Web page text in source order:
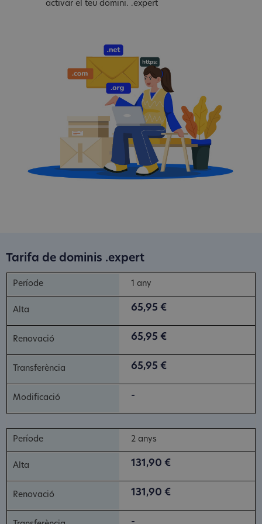
activar el teu domini. .expert
Tarifa de dominis .expert
1 any
65,95 €
65,95 €
65,95 €
-
2 anys
131,90 €
131,90 €
-